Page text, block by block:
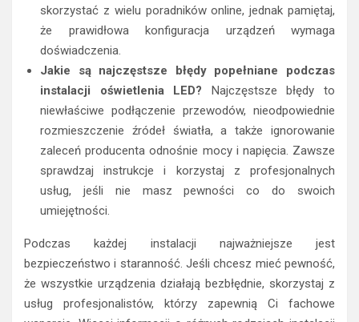
skorzystać z wielu poradników online, jednak pamiętaj,
że prawidłowa konfiguracja urządzeń wymaga
doświadczenia.
Jakie są najczęstsze błędy popełniane podczas
instalacji oświetlenia LED? Najczęstsze błędy to
niewłaściwe podłączenie przewodów, nieodpowiednie
rozmieszczenie źródeł światła, a także ignorowanie
zaleceń producenta odnośnie mocy i napięcia. Zawsze
sprawdzaj instrukcje i korzystaj z profesjonalnych
usług, jeśli nie masz pewności co do swoich
umiejętności.
Podczas każdej instalacji najważniejsze jest
bezpieczeństwo i staranność. Jeśli chcesz mieć pewność,
że wszystkie urządzenia działają bezbłędnie, skorzystaj z
usług profesjonalistów, którzy zapewnią Ci fachowe